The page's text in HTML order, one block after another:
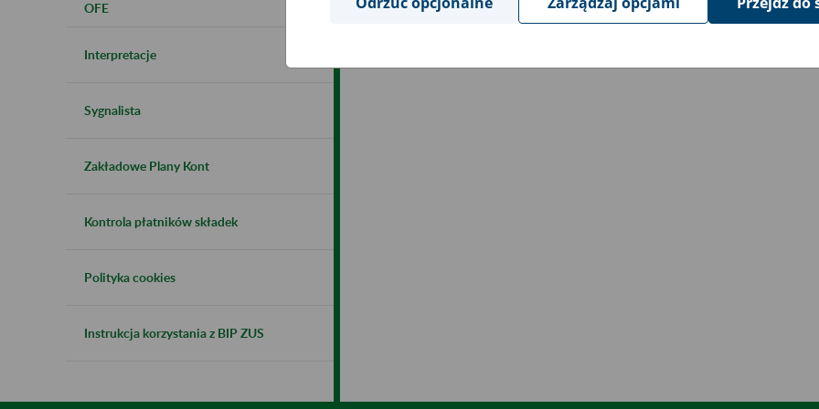
OFE
Interpretacje
Sygnalista
Zakładowe Plany Kont
Kontrola płatników składek
Polityka cookies
Instrukcja korzystania z BIP ZUS